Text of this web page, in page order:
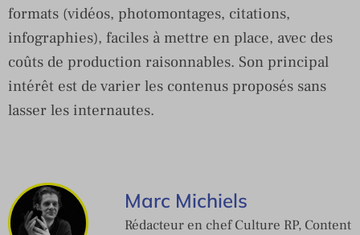
formats (vidéos, photomontages, citations,
infographies), faciles à mettre en place, avec des
coûts de production raisonnables. Son principal
intérêt est de varier les contenus proposés sans
lasser les internautes.
Marc Michiels
Rédacteur en chef Culture RP, Content